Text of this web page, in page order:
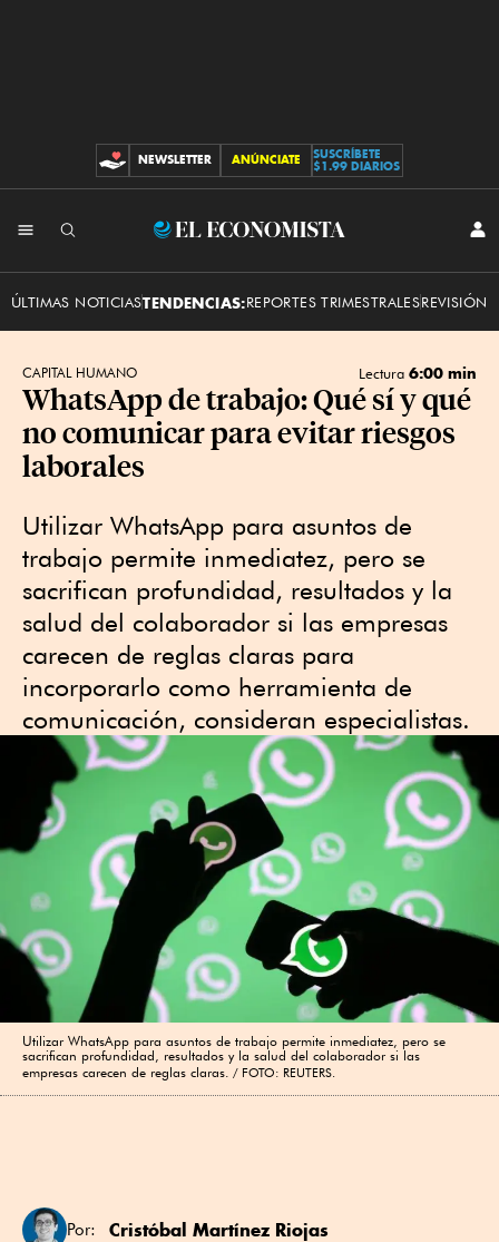
CONTRIBUCIONES
NEWSLETTER ANÚNCIATE
SUSCRÍBETE
$1.99 DIARIOS
El
ÚLTIMAS NOTICIASTENDENCIAS:REPORTES TRIMESTRALESREVISIÓN
CAPITAL HUMANO Lectura 6:00 min
WhatsApp de trabajo: Qué sí y qué
no comunicar para evitar riesgos
laborales
Utilizar WhatsApp para asuntos de
trabajo permite inmediatez, pero se
sacrifican profundidad, resultados y la
salud del colaborador si las empresas
carecen de reglas claras para
incorporarlo como herramienta de
comunicación, consideran especialistas.
Utilizar WhatsApp para asuntos de trabajo permite inmediatez, pero se
sacrifican profundidad, resultados y la salud del colaborador si las
empresas carecen de reglas claras.
FOTO: REUTERS.
Por: Cristóbal Martínez Riojas